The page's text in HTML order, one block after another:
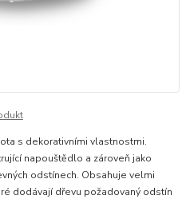
s dekorativními vlastnostmi.
napouštědlo a zároveň jako
odstínech. Obsahuje velmi
dodávají dřevu požadovaný odstín